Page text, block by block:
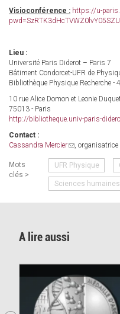
Visioconférence : https://u-
Lieu :
Université Paris Diderot – Paris 7
Bâtiment Condorcet-UFR de
Bibliothèque Physique Recherche -
10 rue Alice Domon et Leonie
75013 - Paris
http://bibliotheque.univ-paris-
Contact :
Cassandra Mercier(link
e-
mail)
,
Mots
clés >
UFR Physique
Sciences
A lire aussi